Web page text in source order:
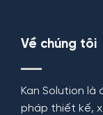
Về chúng tôi
Kan Solution là
pháp thiết kế,